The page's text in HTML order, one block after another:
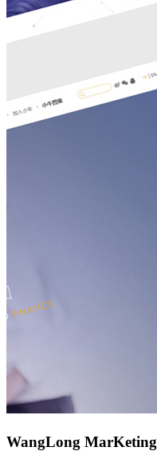
WangLong MarKeting